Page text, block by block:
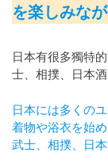
を楽しみな
日本有很多獨特
士、相撲、日本酒
日本には多くの
着物や浴衣を始
武士、相撲、日